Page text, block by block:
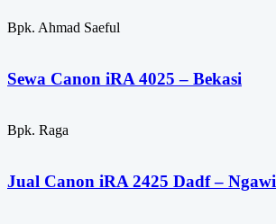
Bpk. Ahmad Saeful
Sewa Canon iRA 4025 – Bekasi
Bpk. Raga
Jual Canon iRA 2425 Dadf – Ngawi